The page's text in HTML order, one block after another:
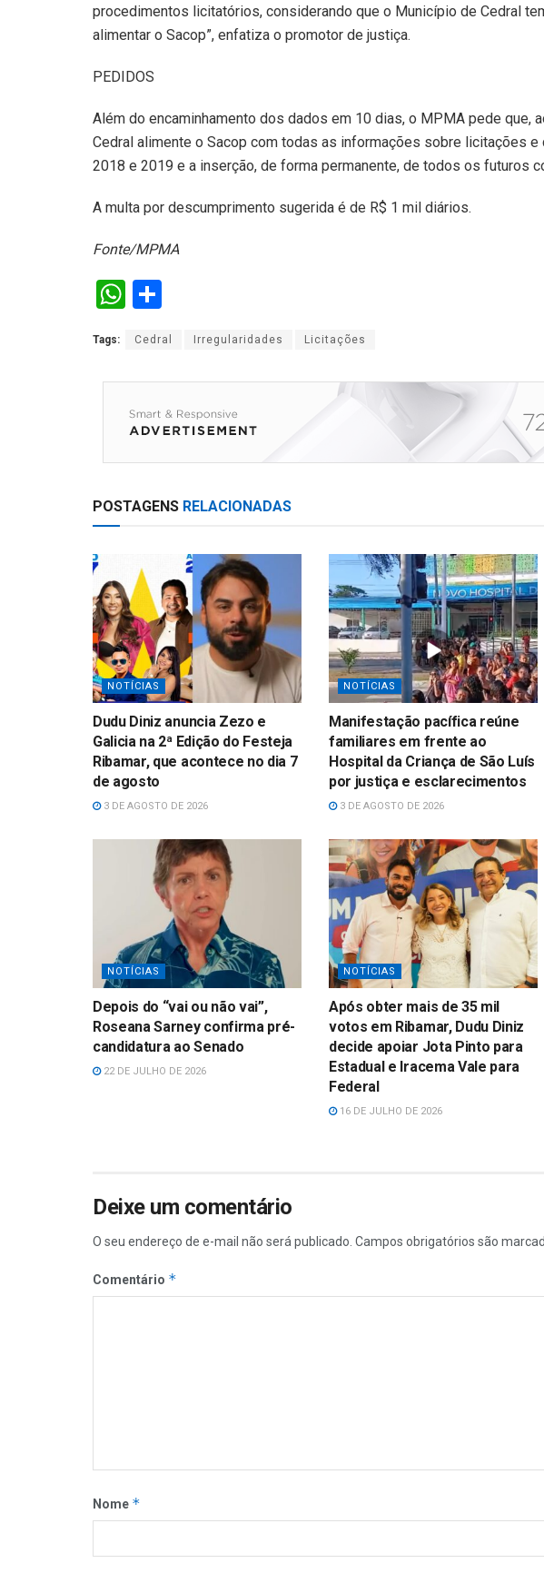
procedimentos licitatórios, considerando que o Município de Cedral
alimentar o Sacop”, enfatiza o promotor de justiça.
PEDIDOS
Além do encaminhamento dos dados em 10 dias, o MPMA pede que,
Cedral alimente o Sacop com todas as informações sobre licitações
2018 e 2019 e a inserção, de forma permanente, de todos os futuros
A multa por descumprimento sugerida é de R$ 1 mil diários.
Fonte/MPMA
W
at
s
A
p
p
ar
e
Tags: Cedral Irregularidades Licitações
POSTAGENS RELACIONADAS
NOTÍCIAS
Dudu Diniz anuncia Zezo e
Galicia na 2ª Edição do Festeja
Ribamar, que acontece no dia 7
de agosto
3 DE AGOSTO DE 2026
NOTÍCIAS
Manifestação pacífica reúne
familiares em frente ao
Hospital da Criança de São Luís
por justiça e esclarecimentos
3 DE AGOSTO DE 2026
NOTÍCIAS
Depois do “vai ou não vai”,
Roseana Sarney confirma pré-
candidatura ao Senado
22 DE JULHO DE 2026
NOTÍCIAS
Após obter mais de 35 mil
votos em Ribamar, Dudu Diniz
decide apoiar Jota Pinto para
Estadual e Iracema Vale para
Federal
16 DE JULHO DE 2026
Deixe um comentário
O seu endereço de e-mail não será publicado. Campos obrigatórios são
Comentário *
Nome *